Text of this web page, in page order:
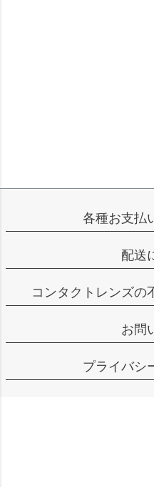
各種お支払
配送
コンタクトレンズの
お問
プライバシ